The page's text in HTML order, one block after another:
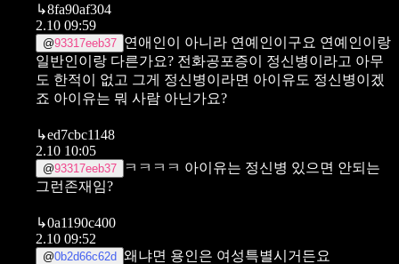
↳8fa90af304
2.10 09:59
@93317eeb37 연애인이 아니라 연예인이구요 연예인이랑
일반인이랑 다른가요? 전화공포증이 정신병이라고 아무
도 한적이 없고 그게 정신병이라면 아이유도 정신병이겠
죠 아이유는 뭐 사람 아닌가요?
↳ed7cbc1148
2.10 10:05
@93317eeb37
ㅋㅋㅋㅋ 아이유는 정신병 있으면 안되는
그런존재임?
↳0a1190c400
2.10 09:52
@0b2d66c62d 왜냐면 용인은 여성특별시거든요